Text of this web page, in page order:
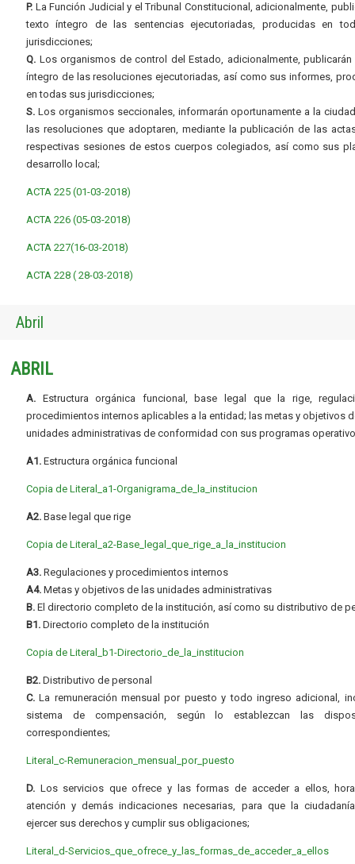
P. La Función Judicial y el Tribunal Constitucional, adicionalmente,
texto íntegro de las sentencias ejecutoriadas, producidas en
jurisdicciones;
Q. Los organismos de control del Estado, adicionalmente, publicarán
íntegro de las resoluciones ejecutoriadas, así como sus informes,
en todas sus jurisdicciones;
S. Los organismos seccionales, informarán oportunamente a la
las resoluciones que adoptaren, mediante la publicación de las
respectivas sesiones de estos cuerpos colegiados, así como sus
desarrollo local;
ACTA 225 (01-03-2018)
ACTA 226 (05-03-2018)
ACTA 227(16-03-2018)
ACTA 228 ( 28-03-2018)
Abril
ABRIL
A. Estructura orgánica funcional, base legal que la rige,
procedimientos internos aplicables a la entidad; las metas y objetivos
unidades administrativas de conformidad con sus programas
A1. Estructura orgánica funcional
Copia de Literal_a1-Organigrama_de_la_institucion
A2. Base legal que rige
Copia de Literal_a2-Base_legal_que_rige_a_la_institucion
A3. Regulaciones y procedimientos internos
A4. Metas y objetivos de las unidades administrativas
B. El directorio completo de la institución, así como su distributivo de
B1. Directorio completo de la institución
Copia de Literal_b1-Directorio_de_la_institucion
B2. Distributivo de personal
C. La remuneración mensual por puesto y todo ingreso adicional,
sistema de compensación, según lo establezcan las
correspondientes;
Literal_c-Remuneracion_mensual_por_puesto
D. Los servicios que ofrece y las formas de acceder a ellos,
atención y demás indicaciones necesarias, para que la
ejercer sus derechos y cumplir sus obligaciones;
Literal_d-Servicios_que_ofrece_y_las_formas_de_acceder_a_ellos